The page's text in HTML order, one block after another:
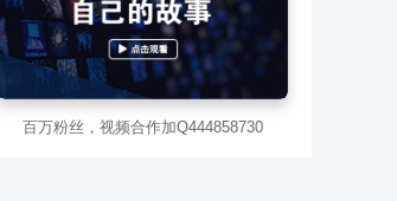
百万粉丝，视频合作加Q444858730